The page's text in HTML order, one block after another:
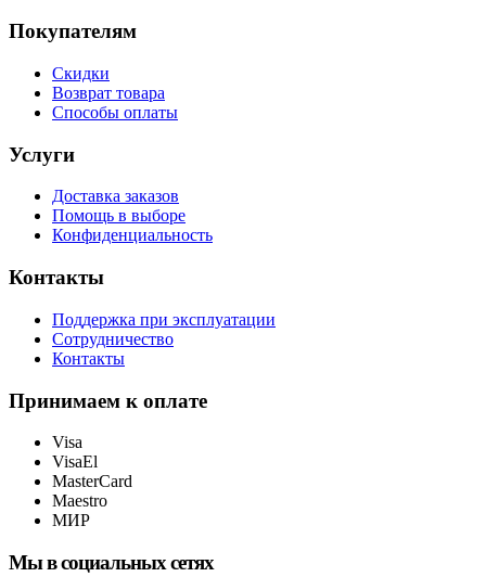
Покупателям
Скидки
Возврат товара
Способы оплаты
Услуги
Доставка заказов
Помощь в выборе
Конфиденциальность
Контакты
Поддержка при эксплуатации
Сотрудничество
Контакты
Принимаем к оплате
Visa
VisaEl
MasterCard
Maestro
МИР
Мы в социальных сетях